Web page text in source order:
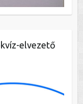
elvezető